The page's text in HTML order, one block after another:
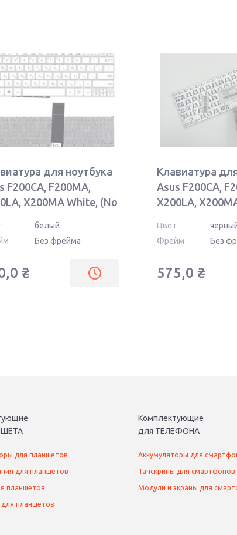
для ноутбука
F200CA, F200MA,
X200MA White, (No
энтер)
белый
Без фрейма
₴
Клавиатура
Asus F200CA,
X200LA,
Цвет
Фрейм
Без
575,0 ₴
А
для планшетов
для планшетов
планшетов
для планшетов
Комплектующие
для ТЕЛЕФОНА
Аккумуляторы для
Тачскрины для смартфонов
Модули и экраны для